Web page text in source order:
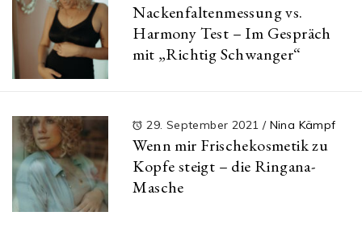
Nackenfaltenmessung vs.
Harmony Test – Im Gespräch
mit „Richtig Schwanger“
29. September 2021 / Nina Kämpf
Wenn mir Frischekosmetik zu
Kopfe steigt – die Ringana-
Masche